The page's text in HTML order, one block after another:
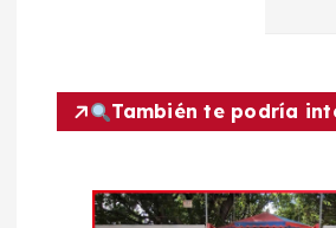
También te podría